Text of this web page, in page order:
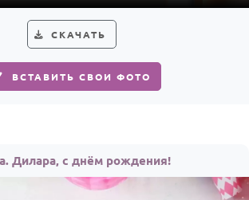
СКАЧАТЬ
ВСТАВИТЬ СВОИ ФОТО
Дилара, с днём рождения!